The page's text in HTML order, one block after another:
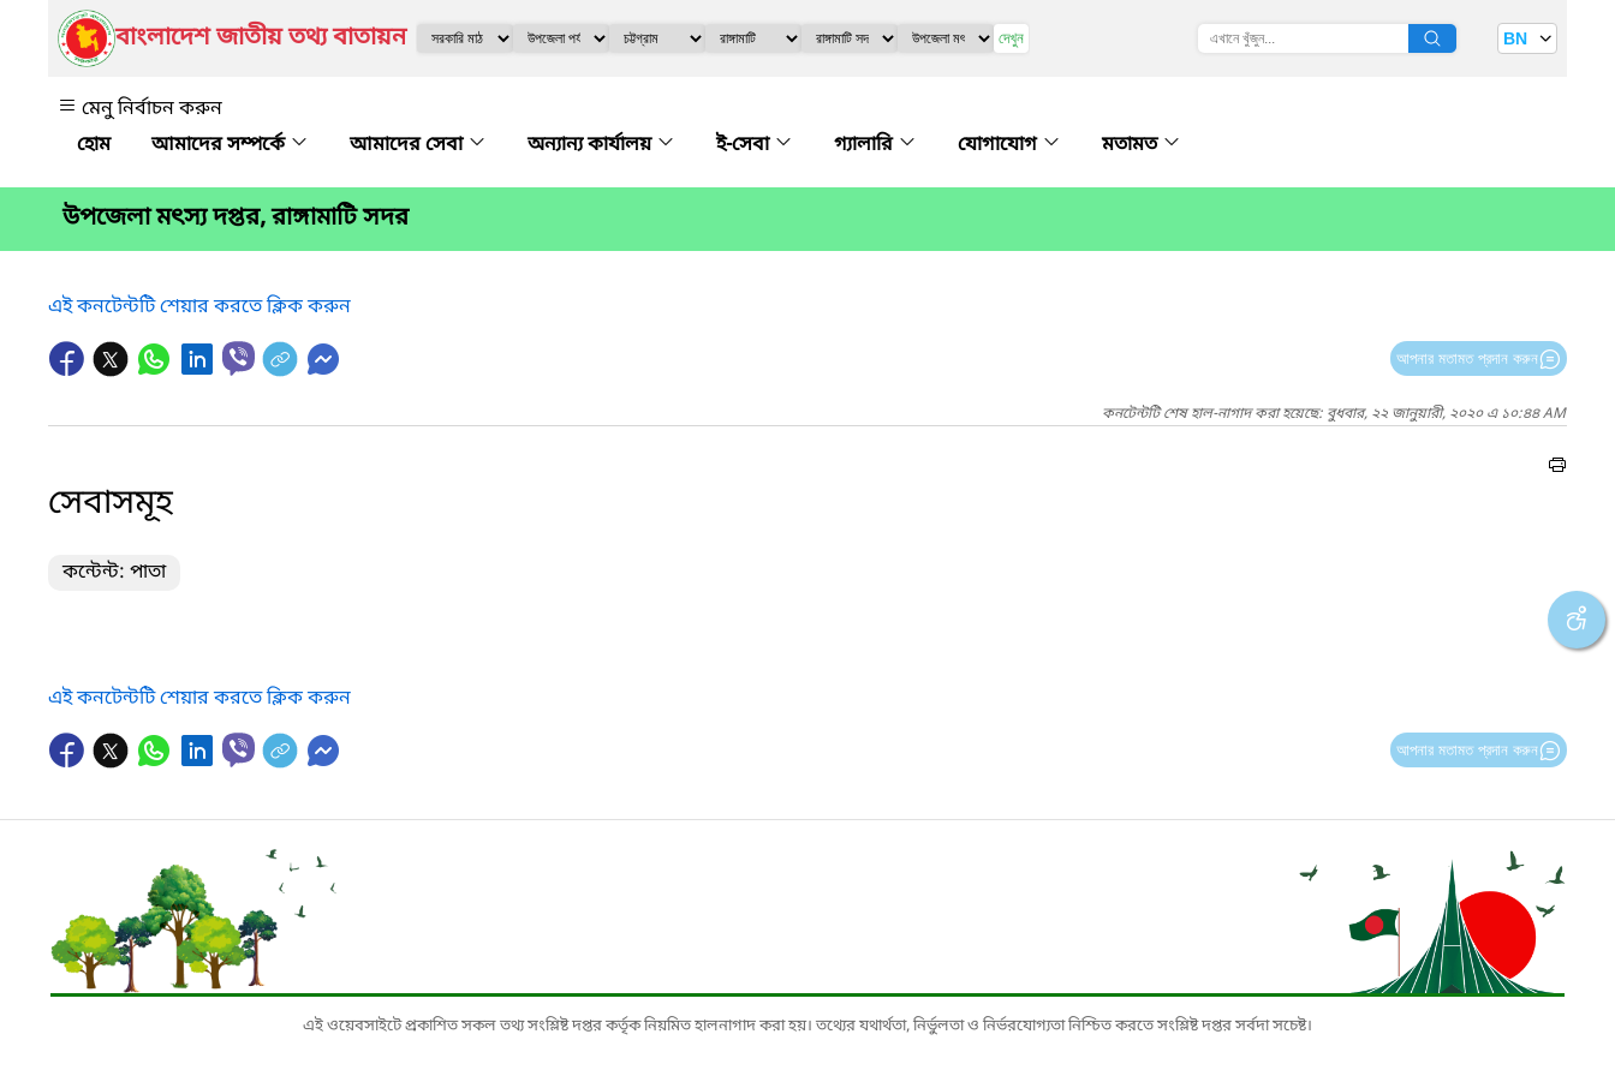
বাংলাদেশ জাতীয় তথ্য বাতায়ন দেখুন BN
মেনু নির্বাচন করুন
আমাদের সম্পর্কে
আমাদের সেবা অন্যান্য কার্যালয় ই-সেবা গ্যালারি যোগাযোগ মতামত
উপজেলা মৎস্য দপ্তর, রাঙ্গামাটি সদর
এই কনটেন্টটি শেয়ার করতে ক্লিক করুন
আপনার মতামত প্রদান করুন
কনটেন্টটি শেষ হাল-নাগাদ করা হয়েছে: বুধবার, ২২ জানুয়ারী, ২০২০ এ ১০:৪৪ AM
সেবাসমূহ
কন্টেন্ট: পাতা
এই কনটেন্টটি শেয়ার করতে ক্লিক করুন
আপনার মতামত প্রদান করুন
এই ওয়েবসাইটে প্রকাশিত সকল তথ্য সংশ্লিষ্ট দপ্তর কর্তৃক নিয়মিত হালনাগাদ করা হয়। তথ্যের যথার্থতা, নির্ভুলতা ও নির্ভরযোগ্যতা নিশ্চিত করতে সংশ্লিষ্ট দপ্তর সর্বদা সচেষ্ট।